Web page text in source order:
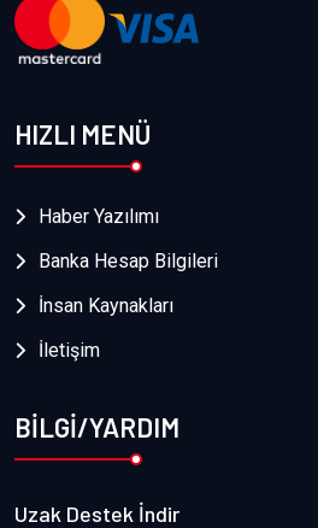
HIZLI MENÜ
Haber Yazılımı
Banka Hesap Bilgileri
İnsan Kaynakları
İletişim
BİLGİ/YARDIM
Uzak Destek İndir